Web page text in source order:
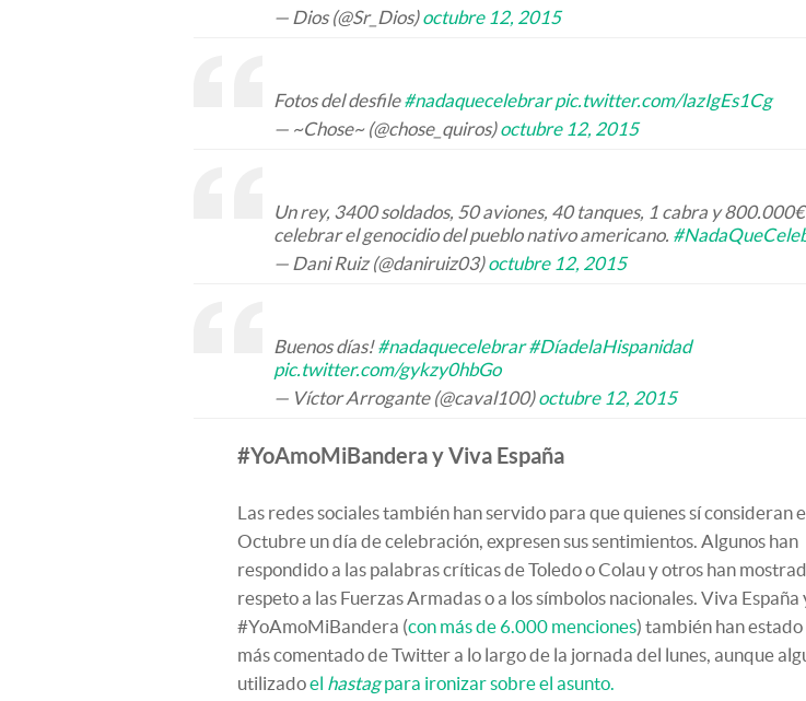
— Dios (@Sr_Dios)octubre 12, 2015
Fotos del desfile#nadaquecelebrar pic.twitter.com/lazIgEs1Cg
— ~Chose~ (@chose_quiros)octubre 12, 2015
Un rey, 3400 soldados, 50 aviones, 40 tanques, 1 cabra y
celebrar el genocidio del pueblo nativo americano.
— Dani Ruiz (@daniruiz03)octubre 12, 2015
Buenos días!#nadaquecelebrar #DíadelaHispanidad
pic.twitter.com/gykzy0hbGo
— Víctor Arrogante (@caval100)octubre 12, 2015
#YoAmoMiBandera y Viva España
Las redes sociales también han servido para que quienes sí consideran
Octubre un día de celebración, expresen sus sentimientos. Algunos han
respondido a las palabras críticas de Toledo o Colau y otros han
respeto a las Fuerzas Armadas o a los símbolos nacionales. Viva España
#YoAmoMiBandera (con más de 6.000 menciones) también han
más comentado de Twitter a lo largo de la jornada del lunes, aunque
utilizadoel hastagpara ironizar sobre el asunto.